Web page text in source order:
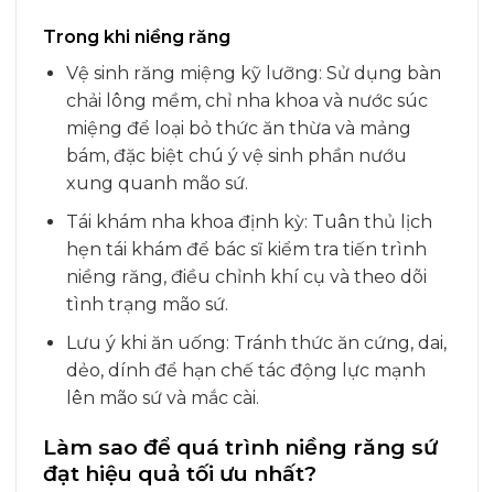
Trong khi niềng răng
Vệ sinh răng miệng kỹ lưỡng: Sử dụng bàn
chải lông mềm, chỉ nha khoa và nước súc
miệng để loại bỏ thức ăn thừa và mảng
bám, đặc biệt chú ý vệ sinh phần nướu
xung quanh mão sứ.
Tái khám nha khoa định kỳ: Tuân thủ lịch
hẹn tái khám để bác sĩ kiểm tra tiến trình
niềng răng, điều chỉnh khí cụ và theo dõi
tình trạng mão sứ.
Lưu ý khi ăn uống: Tránh thức ăn cứng, dai,
dẻo, dính để hạn chế tác động lực mạnh
lên mão sứ và mắc cài.
Làm sao để quá trình niềng răng sứ
đạt hiệu quả tối ưu nhất?